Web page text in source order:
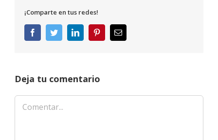
¡Comparte en tus redes!
FacebookTwitterLinkedInPinterestCorreo
electrónico
Deja tu comentario
Comentar